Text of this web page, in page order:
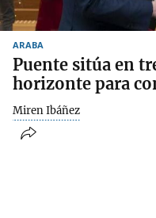
ARABA
Puente sitúa en
horizonte para
Miren Ibáñez